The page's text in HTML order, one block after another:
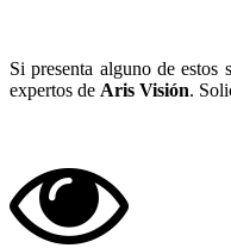
Si presenta alguno de estos
expertos de Aris Visión.